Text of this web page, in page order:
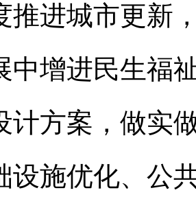
推进城市更新
中增进民生福
计方案，做实
设施优化、公